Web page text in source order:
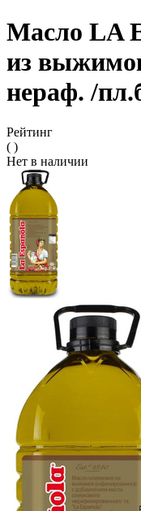
Масло LA
из
нераф. /
Рейтинг
( )
Нет в наличии